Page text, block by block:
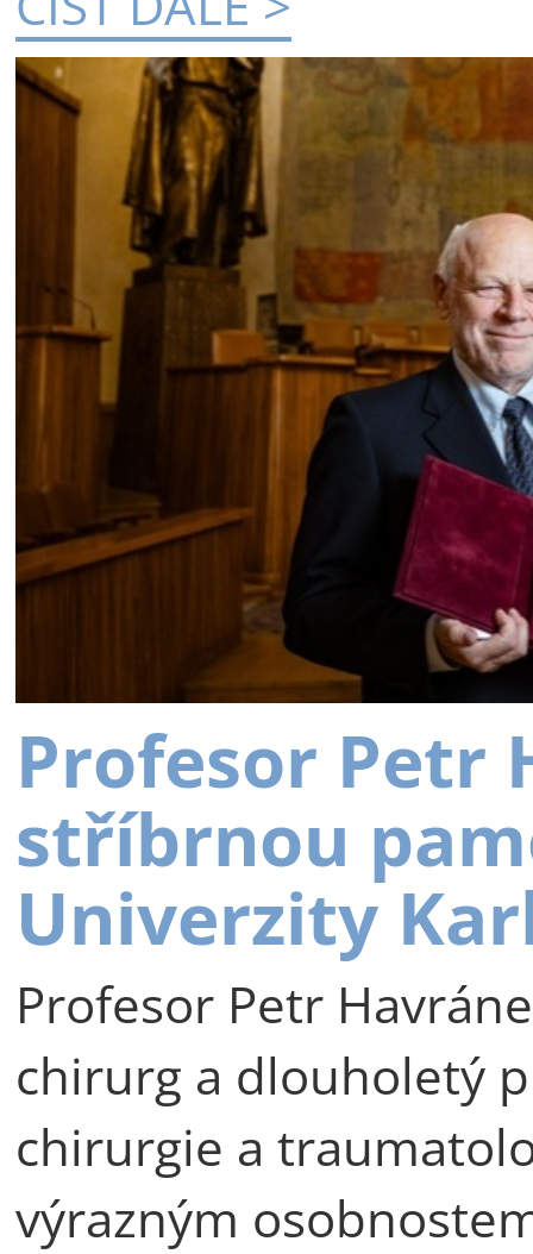
Profesor Petr
stříbrnou
Univerzity
Profesor Petr
chirurg a dlouholetý
chirurgie a
výrazným